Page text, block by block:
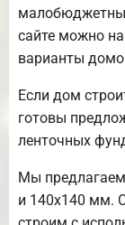
сайте можно
варианты
Если дом
готовы
ленточных
Мы
и 140х140 мм.